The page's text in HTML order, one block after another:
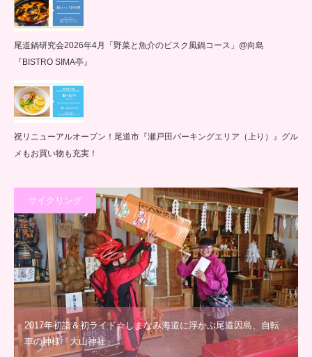
尾道鍋研究会2026年4月「野菜と魚介のビスク風鍋コース」@向島
『BISTRO SIMA亭』
祝リニューアルオープン！尾道市『瀬戸田パーキングエリア（上り）』グル
メもお買い物も充実！
サイクリング
2017年初詣＆初ライド☆しまなみ海道に浮かぶ尾道因島、自転
車の神様「大山神社」…